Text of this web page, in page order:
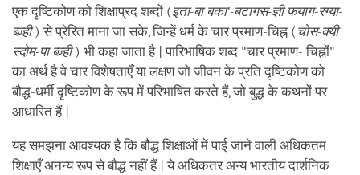
एक दृष्टिकोण को शिक्षाप्रद शब्दों (इता-बा बका'-बटागस-ज्ञी फयाग-रग्या-
ब्ज़्ही) से प्रेरित माना जा सके, जिन्हें धर्म के चार प्रमाण-चिह्न ( चोस-क्यी
स्दोम-पा ब्ज़्ही) भी कहा जाता है | पारिभाषिक शब्द "चार प्रमाण- चिह्नों"
का अर्थ है वे चार विशेषताएँ या लक्षण जो जीवन के प्रति दृष्टिकोण को
बौद्ध-धर्मी दृष्टिकोण के रूप में परिभाषित करते हैं, जो बुद्ध के कथनों पर
आधारित हैं |
यह समझना आवश्यक है कि बौद्ध शिक्षाओं में पाई जाने वाली अधिकतम
शिक्षाएँ अनन्य रूप से बौद्ध नहीं हैं | ये अधिकतर अन्य भारतीय दार्शनिक